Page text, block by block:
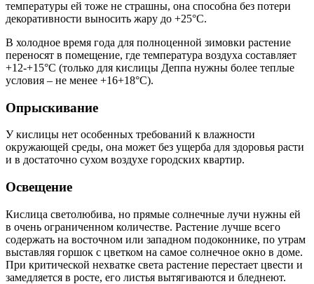
температуры ей тоже не страшны, она способна без потери
декоративности выносить жару до +25°С.
В холодное время года для полноценной зимовки растение
переносят в помещение, где температура воздуха составляет
+12-+15°С (только для кислицы Деппа нужны более теплые
условия – не менее +16+18°С).
Опрыскивание
У кислицы нет особенных требований к влажности
окружающей среды, она может без ущерба для здоровья расти
и в достаточно сухом воздухе городских квартир.
Освещение
Кислица светолюбива, но прямые солнечные лучи нужны ей
в очень ограниченном количестве. Растение лучше всего
содержать на восточном или западном подоконнике, по утрам
выставляя горшок с цветком на самое солнечное окно в доме.
При критической нехватке света растение перестает цвести и
замедляется в росте, его листья вытягиваются и бледнеют.